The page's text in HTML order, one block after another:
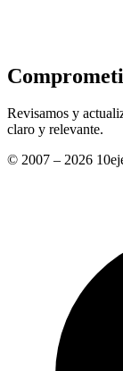
Revisamos y
claro y relevante.
© 2007 – 2026